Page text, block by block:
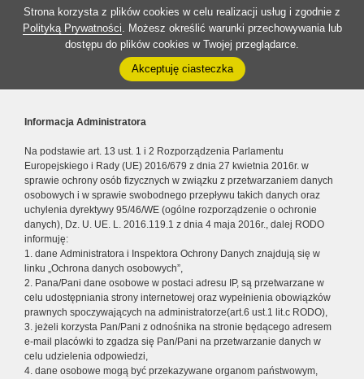
Strona korzysta z plików cookies w celu realizacji usług i zgodnie z
Polityką Prywatności. Możesz określić warunki przechowywania lub
dostępu do plików cookies w Twojej przeglądarce.
Akceptuję ciasteczka
Informacja Administratora
Na podstawie art. 13 ust. 1 i 2 Rozporządzenia Parlamentu
Europejskiego i Rady (UE) 2016/679 z dnia 27 kwietnia 2016r. w
sprawie ochrony osób fizycznych w związku z przetwarzaniem danych
osobowych i w sprawie swobodnego przepływu takich danych oraz
uchylenia dyrektywy 95/46/WE (ogólne rozporządzenie o ochronie
danych), Dz. U. UE. L. 2016.119.1 z dnia 4 maja 2016r., dalej RODO
informuję:
1. dane Administratora i Inspektora Ochrony Danych znajdują się w
linku „Ochrona danych osobowych”,
2. Pana/Pani dane osobowe w postaci adresu IP, są przetwarzane w
celu udostępniania strony internetowej oraz wypełnienia obowiązków
prawnych spoczywających na administratorze(art.6 ust.1 lit.c RODO),
3. jeżeli korzysta Pan/Pani z odnośnika na stronie będącego adresem
e-mail placówki to zgadza się Pan/Pani na przetwarzanie danych w
celu udzielenia odpowiedzi,
4. dane osobowe mogą być przekazywane organom państwowym,